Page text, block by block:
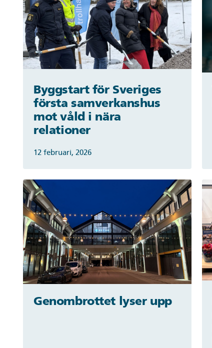
Byggstart för Sveriges
första samverkanshus
mot våld i nära
relationer
12 februari, 2026
Genombrottet lyser upp